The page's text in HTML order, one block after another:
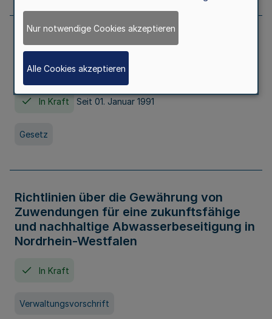
Erstes Gesetz zur Ausführung des
Kinder- und Jugendhilfegesetzes - AG -
KJHG -
In Kraft Seit 01. Januar 1991
Gesetz
Richtlinien über die Gewährung von
Zuwendungen für eine zukunftsfähige
und nachhaltige Abwasserbeseitigung in
Nordrhein-Westfalen
In Kraft
Verwaltungsvorschrift
Nur notwendige Cookies akzeptieren
Alle Cookies akzeptieren